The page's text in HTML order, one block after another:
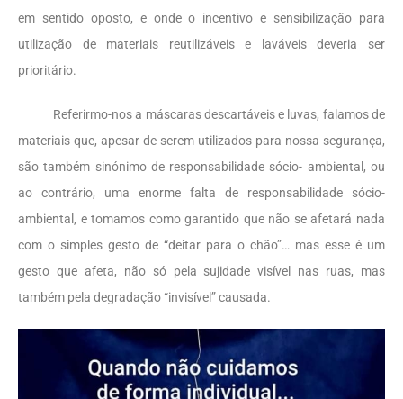
em sentido oposto, e onde o incentivo e sensibilização para
utilização de materiais reutilizáveis e laváveis deveria ser
prioritário.
Referirmo-nos a máscaras descartáveis e luvas, falamos de
materiais que, apesar de serem utilizados para nossa segurança,
são também sinónimo de responsabilidade sócio- ambiental, ou
ao contrário, uma enorme falta de responsabilidade sócio-
ambiental, e tomamos como garantido que não se afetará nada
com o simples gesto de “deitar para o chão”… mas esse é um
gesto que afeta, não só pela sujidade visível nas ruas, mas
também pela degradação “invisível” causada.